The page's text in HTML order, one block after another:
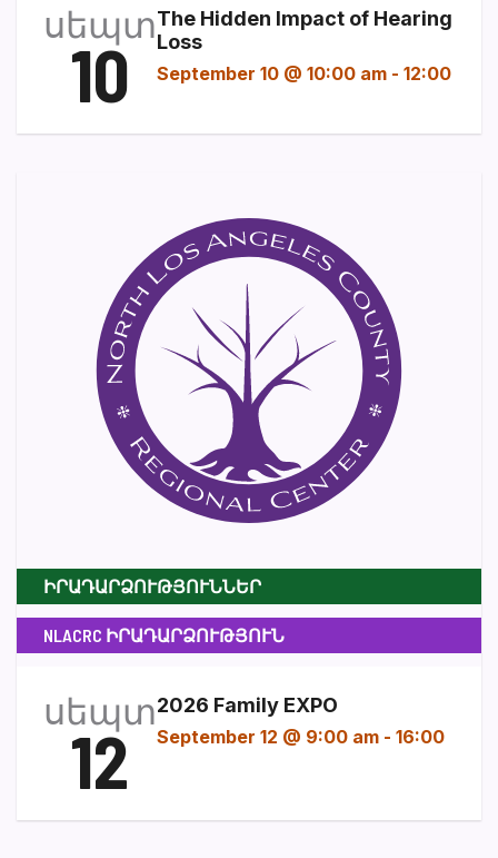
սեպտ
10
The Hidden Impact of Hearing
Loss
September 10 @ 10:00 am - 12:00
ԻՐԱԴԱՐՁՈՒԹՅՈՒՆՆԵՐ
NLACRC ԻՐԱԴԱՐՁՈՒԹՅՈՒՆ
սեպտ
12
2026 Family EXPO
September 12 @ 9:00 am - 16:00